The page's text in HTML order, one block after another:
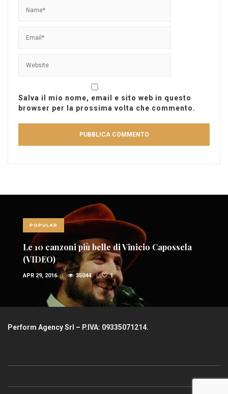
Salva il mio nome, email e sito web in questo
browser per la prossima volta che commento.
POPULAR
Le 10 canzoni più belle di Vinicio Capossela
(VIDEO)
APR 29, 2016 35044 1
Perform Agency Srl – P.IVA: 09335071214.